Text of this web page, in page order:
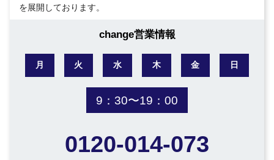
を展開しております。
change営業情報
月 火 水 木 金 日
9：30〜19：00
0120-014-073